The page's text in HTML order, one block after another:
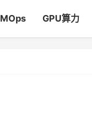
GPU算力